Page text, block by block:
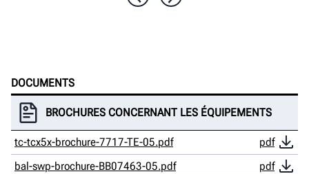
DOCUMENTS
BROCHURES CONCERNANT LES ÉQUIPEMENTS
tc-tcx5x-brochure-7717-TE-05.pdf
pdf
bal-swp-brochure-BB07463-05.pdf
pdf